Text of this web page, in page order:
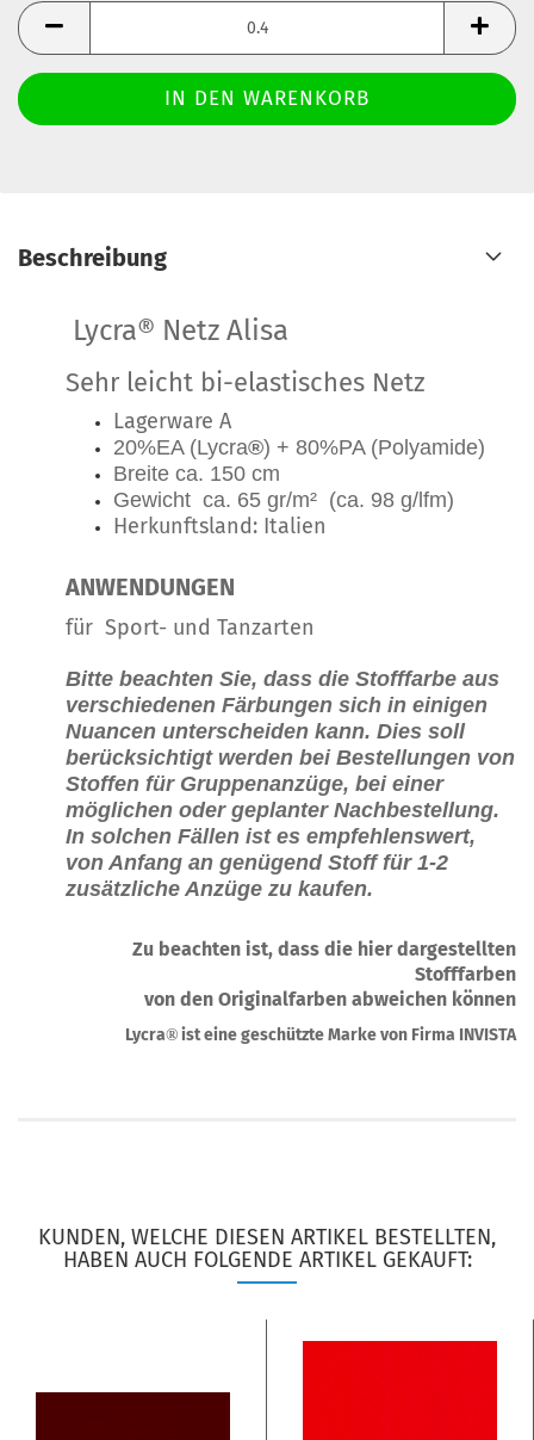
Laufender
Meter
Beschreibung
Lycra® Netz Alisa
Sehr leicht bi-elastisches Netz
Lagerware A
20%EA (Lycra®) + 80%PA (Polyamide)
Breite ca. 150 cm
Gewicht ca. 65 gr/m² (ca. 98 g/lfm)
Herkunftsland: Italien
ANWENDUNGEN
für Sport- und Tanzarten
Bitte beachten Sie, dass die Stofffarbe aus
verschiedenen Färbungen sich in einigen
Nuancen unterscheiden kann. Dies soll
berücksichtigt werden bei Bestellungen von
Stoffen für Gruppenanzüge, bei einer
möglichen oder geplanter Nachbestellung.
In solchen Fällen ist es empfehlenswert,
von Anfang an genügend Stoff für 1-2
zusätzliche Anzüge zu kaufen.
Zu beachten ist, dass die hier dargestellten
Stofffarben
von den Originalfarben abweichen können
Lycra® ist eine geschützte Marke von Firma INVISTA
KUNDEN, WELCHE DIESEN ARTIKEL BESTELLTEN,
HABEN AUCH FOLGENDE ARTIKEL GEKAUFT: